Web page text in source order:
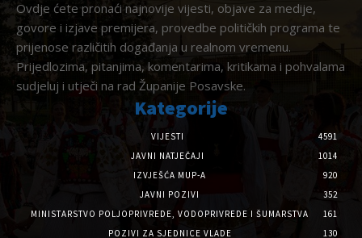
Ovdje ćete pronaći najnovije vijesti, objave za medije,
govore i izjave premijera, provedbe političkih programa te
prijenose različitih događanja u realnom vremenu.
Prijedlozima, pitanjima, komentarima, kritikama i pohvalama
sudjeluj i utječi na rad Županije Posavske.
Kategorije
VIJESTI
4591
JAVNI NATJEČAJI
1014
IZVJEŠĆA MUP-A
920
JAVNI POZIVI
352
MINISTARSTVO POLJOPRIVREDE, VODOPRIVREDE I ŠUMARSTVA
161
POZIVI ZA SJEDNICE VLADE
130